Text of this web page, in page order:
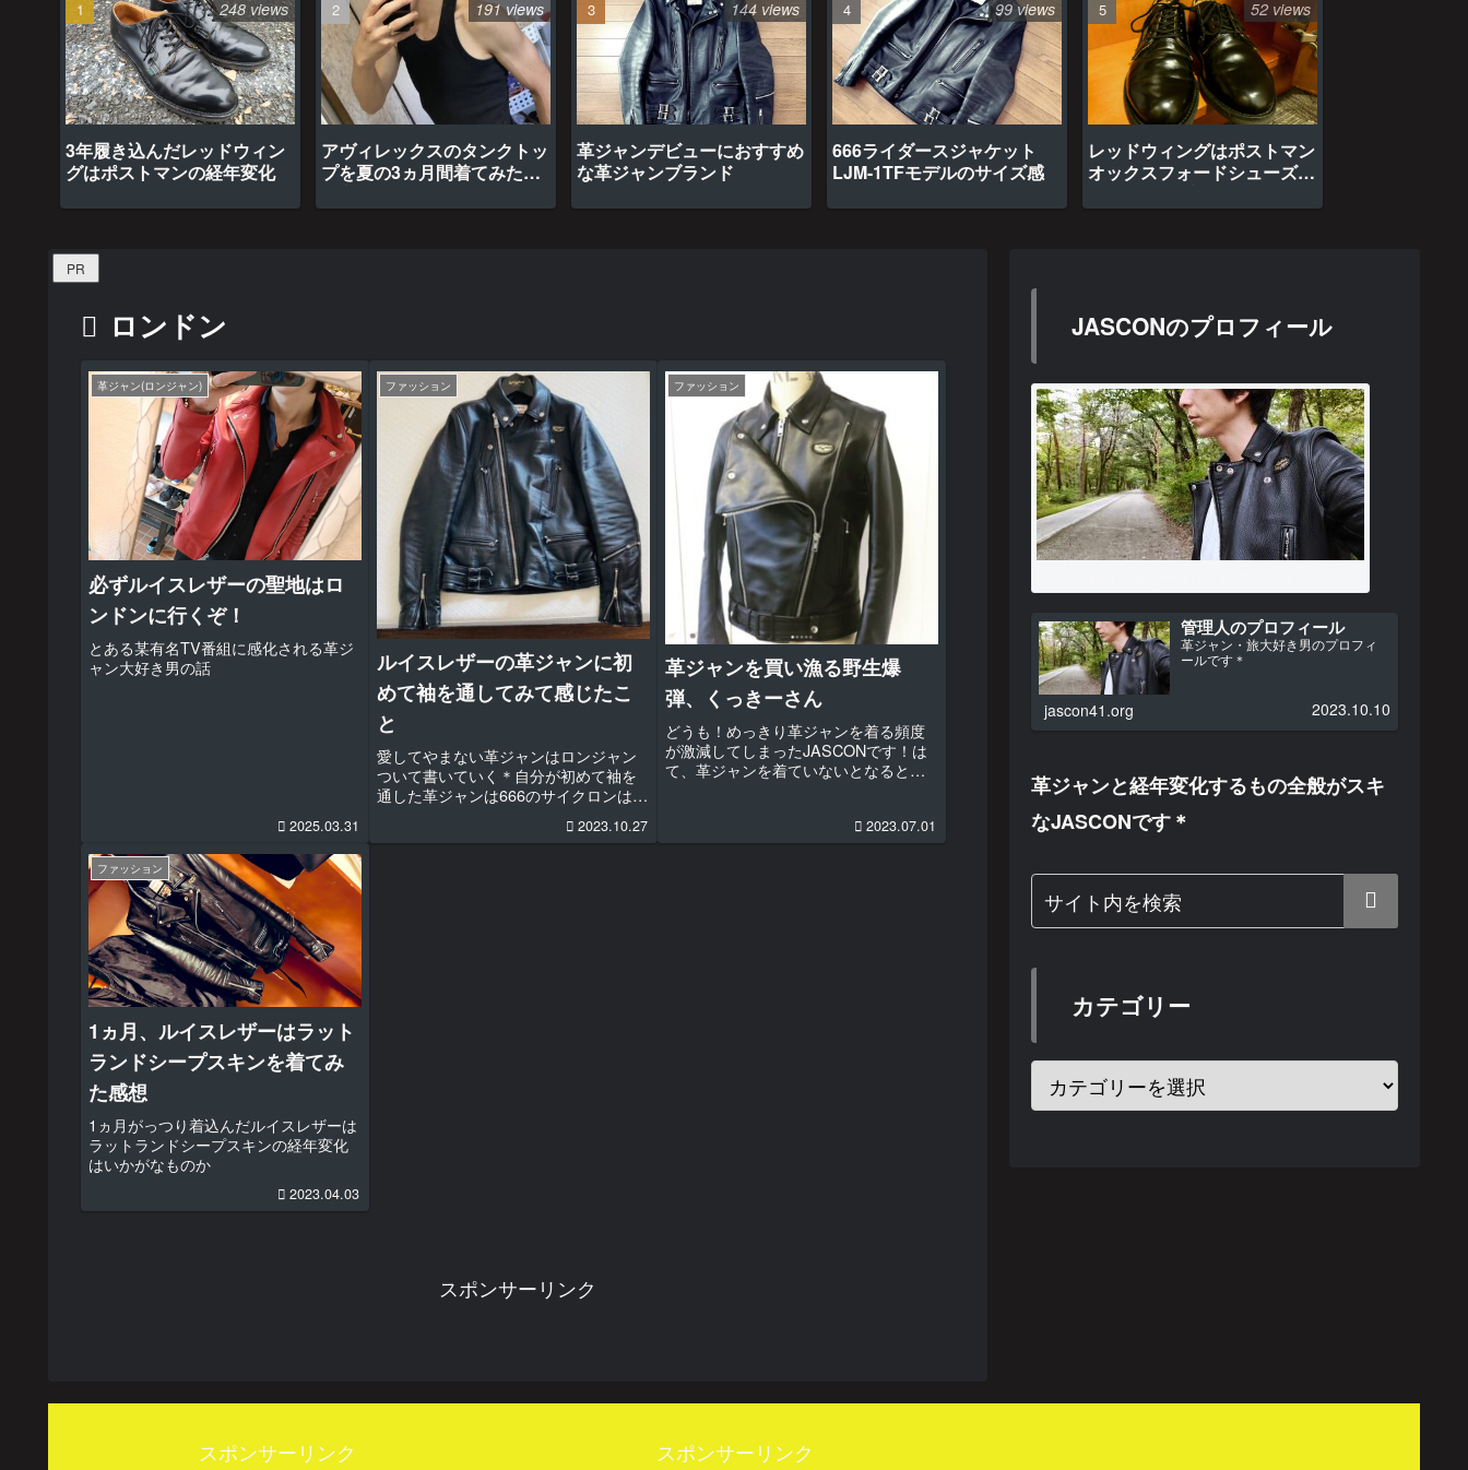
3年履き込んだレッドウィン
グはポストマンの経年変化
248 views
アヴィレックスのタンクトッ
プを夏の3ヵ月間着てみたら
191 views
革ジャンデビューにおすすめ
な革ジャンブランド
144 views
666ライダースジャケット
LJM-1TFモデルのサイズ感
99 views
レッドウィングはポストマン
オックスフォードシューズ約
1年間の経年変化
52 views
PR
ロンドン
革ジャン(ロンジャン)
必ずルイスレザーの聖地はロ
ンドンに行くぞ！
とある某有名TV番組に感化される革ジ
ャン大好き男の話
2025.03.31
ファッション
ルイスレザーの革ジャンに初
めて袖を通してみて感じたこ
と
愛してやまない革ジャンはロンジャン
ついて書いていく＊自分が初めて袖を
通した革ジャンは666のサイクロンは
ジャンの虜になり、気づけばロンジャ
2023.10.27
ファッション
革ジャンを買い漁る野生爆
弾、くっきーさん
どうも！めっきり革ジャンを着る頻度
が激減してしまったJASCONです！は
て、革ジャンを着ていないとなると普
は裸。。。さて、今回はタイトルの通
り！先日、野生爆弾のくっきーさ...
2023.07.01
ファッション
1ヵ月、ルイスレザーはラット
ランドシープスキンを着てみ
た感想
1ヵ月がっつり着込んだルイスレザーは
ラットランドシープスキンの経年変化
はいかがなものか
2023.04.03
スポンサーリンク
JASCONのプロフィール
管理人のプロフィール
革ジャン・旅大好き男のプロフィ
ールです＊
jascon41.org 2023.10.10
革ジャンと経年変化するもの全般がスキ
なJASCONです＊
カテゴリー
スポンサーリンク スポンサーリンク